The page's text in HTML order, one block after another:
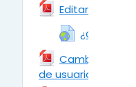
Editar los
¿Cómo
Cambiar la
de usuario